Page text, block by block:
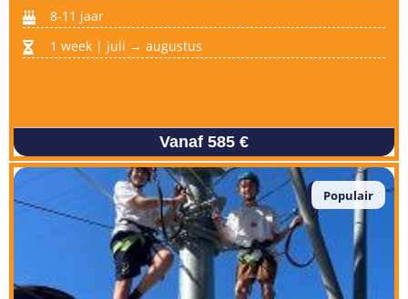
8-11 jaar
1 week | juli → augustus
Vanaf 585 €
Populair